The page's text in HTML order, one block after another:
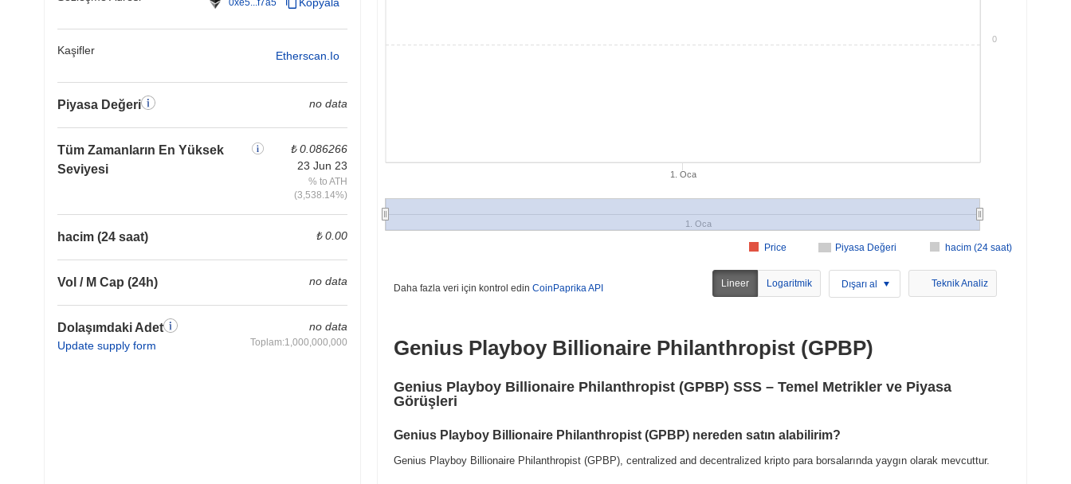
0xe5...f7a5
Kaşifler Etherscan.io
Piyasa Değeri no data
Tüm Zamanların En Yüksek
Seviyesi
₺ 0.086266
23 Jun 23
% to ATH
(3,538.14%)
hacim (24 saat) ₺ 0.00
Vol / M Cap (24h) no data
Dolaşımdaki Adet
Update supply form
no data
Toplam:1,000,000,000
Piyasa Değeri hacim (24 saat)
Price
1. Oca
1. Oca
0
Daha fazla veri için kontrol edin CoinPaprika API Lineer Logaritmik Dışarı al Teknik Analiz
Genius Playboy Billionaire Philanthropist (GPBP)
Genius Playboy Billionaire Philanthropist (GPBP) SSS – Temel Metrikler ve Piyasa
Görüşleri
Genius Playboy Billionaire Philanthropist (GPBP) nereden satın alabilirim?
Genius Playboy Billionaire Philanthropist (GPBP), centralized and decentralized kripto para borsalarında yaygın olarak mevcuttur.